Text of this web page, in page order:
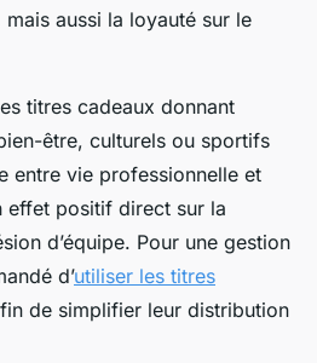
aussi la loyauté sur le
titres cadeaux donnant
être, culturels ou sportifs
entre vie professionnelle et
effet positif direct sur la
d’équipe. Pour une gestion
d’utiliser les titres
de simplifier leur distribution